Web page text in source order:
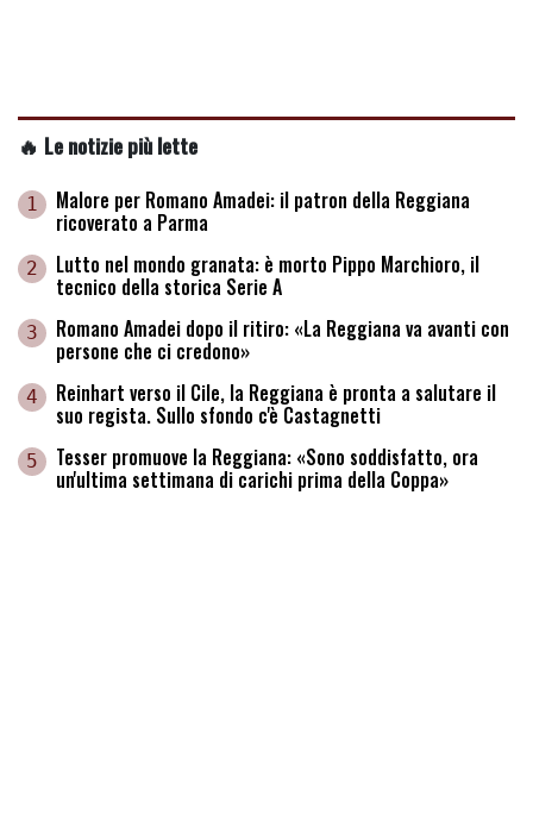
🔥 Le notizie più lette
1 Malore per Romano Amadei: il patron della Reggiana
ricoverato a Parma
2 Lutto nel mondo granata: è morto Pippo Marchioro, il
tecnico della storica Serie A
3 Romano Amadei dopo il ritiro: «La Reggiana va avanti con
persone che ci credono»
4 Reinhart verso il Cile, la Reggiana è pronta a salutare il
suo regista. Sullo sfondo c'è Castagnetti
5 Tesser promuove la Reggiana: «Sono soddisfatto, ora
un'ultima settimana di carichi prima della Coppa»